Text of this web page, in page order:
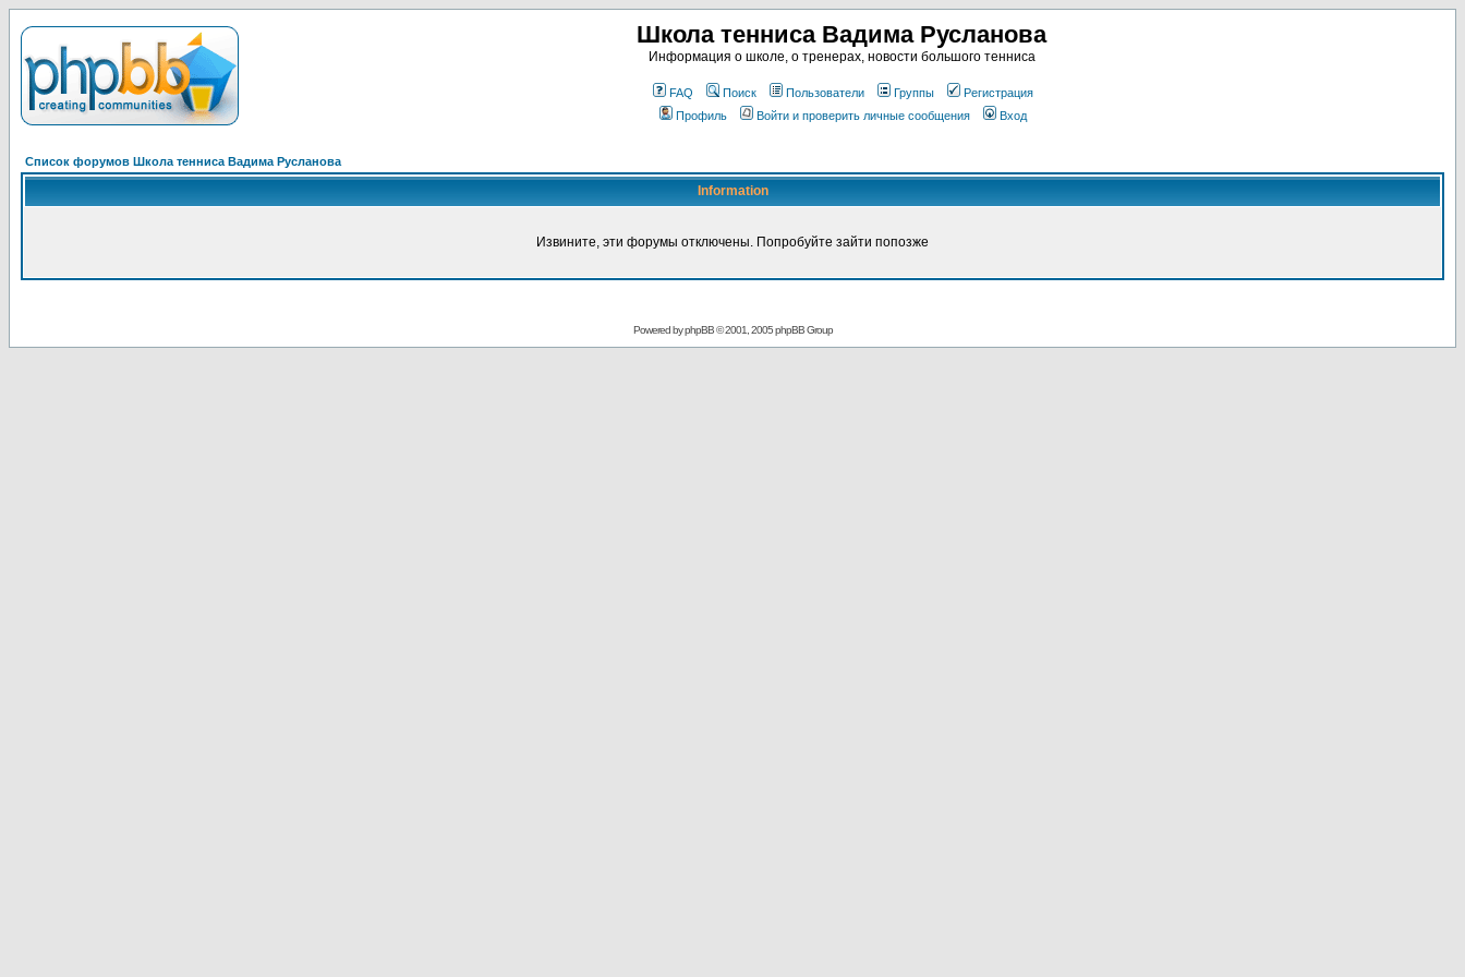
Школа тенниса Вадима Русланова
Информация о школе, о тренерах, новости большого тенниса
FAQ Поиск Пользователи Группы
Регистрация
Профиль
Войти и проверить личные сообщения Вход
Список форумов Школа тенниса Вадима Русланова
Information
Извините, эти форумы отключены. Попробуйте зайти попозже
Powered byphpBB© 2001, 2005 phpBB Group